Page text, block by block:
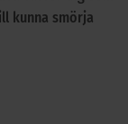
kunna smörja